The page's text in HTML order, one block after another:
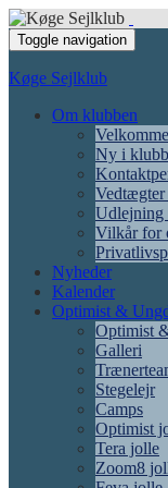
Toggle navigation
Køge Sejlklub
Om klubben
Ny i
Vedtægter
Udlejning
Vilkår for
Nyheder
Kalender
Optimist &
Optimist
Galleri
Stegelejr
Camps
Optimist
Tera jolle
Zoom8